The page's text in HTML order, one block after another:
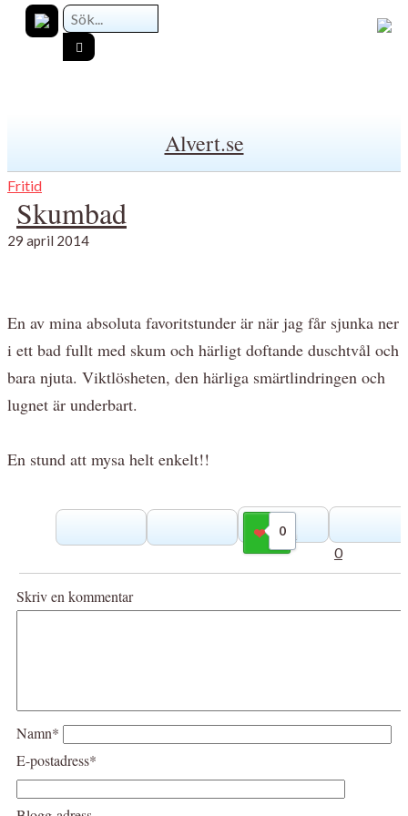
Alvert.se
Fritid
Skumbad
29 april 2014
En av mina absoluta favoritstunder är när jag får sjunka ner
i ett bad fullt med skum och härligt doftande duschtvål och
bara njuta. Viktlösheten, den härliga smärtlindringen och
lugnet är underbart.
En stund att mysa helt enkelt!!
0
Gilla
0
Skriv en kommentar
Namn*
E-postadress*